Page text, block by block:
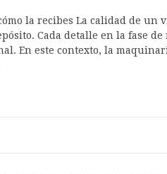
la recibes La calidad de un
Cada detalle en la fase
En este contexto, la